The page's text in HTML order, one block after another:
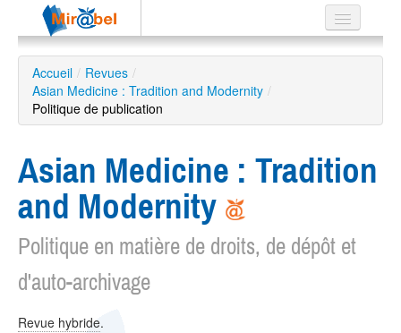
Le réseau
Soutien
Listes
Recherche
avancée
ES
?
Accueil / Revues /
Asian Medicine : Tradition and Modernity /
Politique de publication
Asian Medicine : Tradition
and Modernity
Politique en matière de droits, de dépôt et
d'auto-archivage
Revue hybride.